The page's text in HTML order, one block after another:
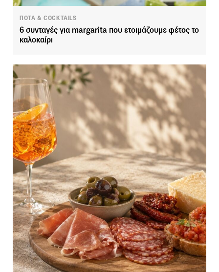
ΠΟΤΑ & COCKTAILS
6 συνταγές για margarita που ετοιμάζουμε φέτος το
καλοκαίρι